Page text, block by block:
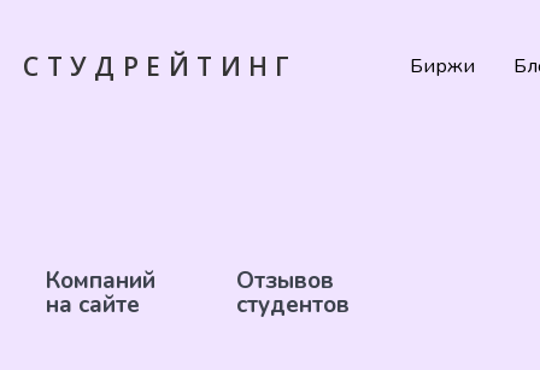
СТУДРЕЙТИНГ Биржи
Компаний
на сайте
Отзывов
студентов